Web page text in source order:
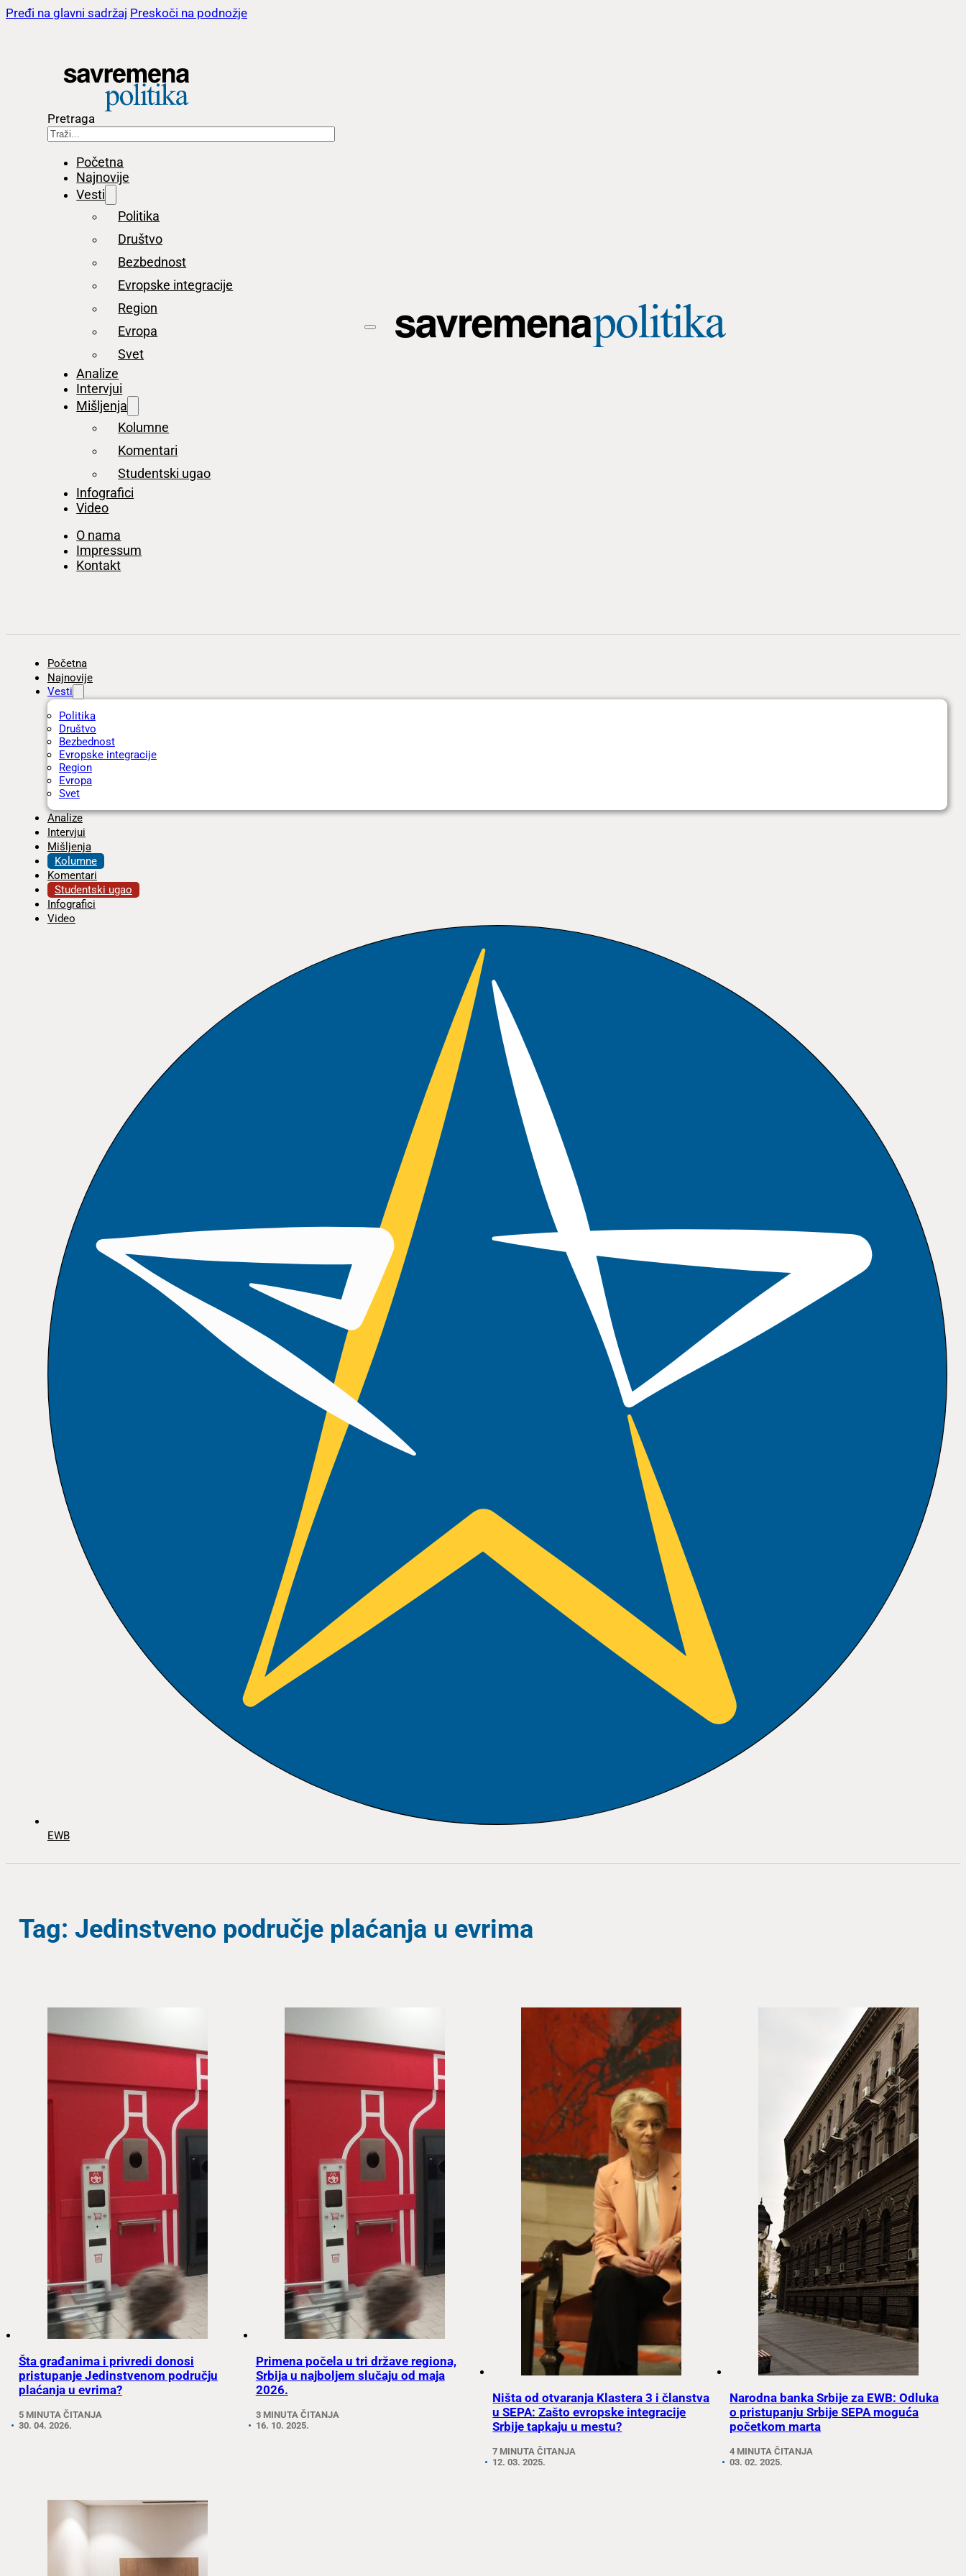
Pređi na glavni sadržaj Preskoči na podnožje
Pretraga
Početna
Najnovije
Vesti
Politika
Društvo
Bezbednost
Evropske integracije
Region
Evropa
Svet
Analize
Intervjui
Mišljenja
Kolumne
Komentari
Studentski ugao
Infografici
Video
O nama
Impressum
Kontakt
Početna
Najnovije
Vesti
Politika
Društvo
Bezbednost
Evropske integracije
Region
Evropa
Svet
Analize
Intervjui
Mišljenja
Kolumne
Komentari
Studentski ugao
Infografici
Video
EWB
Tag: Jedinstveno područje plaćanja u evrima
Šta građanima i privredi donosi
pristupanje Jedinstvenom području
plaćanja u evrima?
5 MINUTA ČITANJA
30. 04. 2026.
Primena počela u tri države regiona,
Srbija u najboljem slučaju od maja
2026.
3 MINUTA ČITANJA
16. 10. 2025.
Ništa od otvaranja Klastera 3 i članstva
u SEPA: Zašto evropske integracije
Srbije tapkaju u mestu?
7 MINUTA ČITANJA
12. 03. 2025.
Narodna banka Srbije za EWB: Odluka
o pristupanju Srbije SEPA moguća
početkom marta
4 MINUTA ČITANJA
03. 02. 2025.